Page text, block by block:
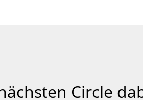
Circle